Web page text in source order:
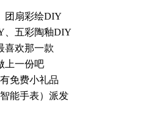
团扇彩绘DIY
、五彩陶釉DIY
喜欢那一款
上一份吧
免费小礼品
智能手表）派发